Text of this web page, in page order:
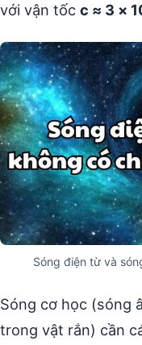
với vận tốc c ≈ 3 ×
Sóng điện từ và
Sóng cơ học (sóng
trong vật rắn) cần